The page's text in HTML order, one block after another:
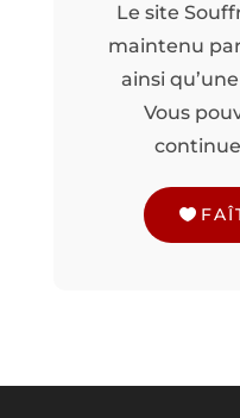
Le site
maintenu par
ainsi
Vous